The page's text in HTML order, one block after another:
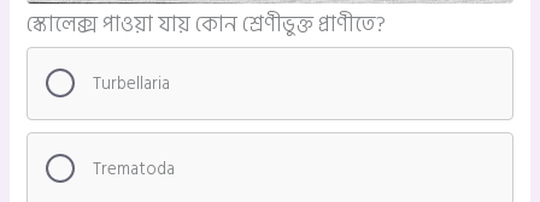
স্কোলেক্স পাওয়া যায় কোন শ্রেণীভুক্ত প্রাণীতে?
Turbellaria
Trematoda